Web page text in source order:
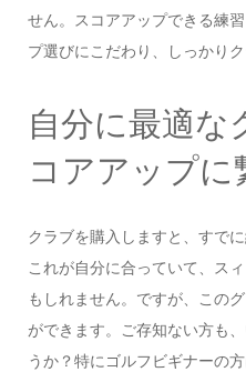
せん。スコアアップできる練
プ選びにこだわり、しっかり
自分に最適な
コアアップに
クラブを購入しますと、すで
これが自分に合っていて、ス
もしれません。ですが、この
ができます。ご存知ない方も
うか？特にゴルフビギナーの